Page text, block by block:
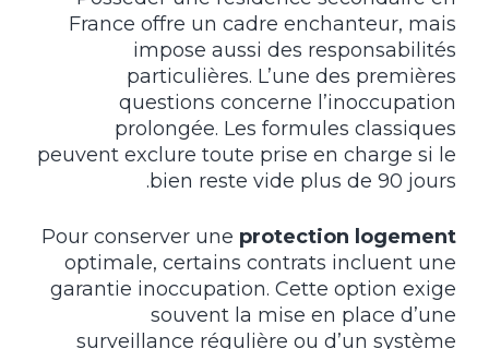
France offre un cadre enchanteur, mais
impose aussi des responsabilités
particulières. L’une des premières
questions concerne l’inoccupation
prolongée. Les formules classiques
peuvent exclure toute prise en charge si le
bien reste vide plus de 90 jours.
Pour conserver une protection logement
optimale, certains contrats incluent une
garantie inoccupation. Cette option exige
souvent la mise en place d’une
surveillance régulière ou d’un système